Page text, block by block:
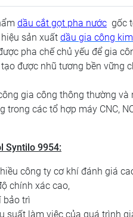
dầu cắt gọt pha nước gốc
sản xuất dầu gia công
pha chế chủ yếu để gia
được nhũ tương bền vững
gia công thông thường
các tổ hợp máy CNC,
Syntilo 9954:
công ty cơ khí đánh giá
chính xác cao,
bảo trì
suất làm việc của quá trình